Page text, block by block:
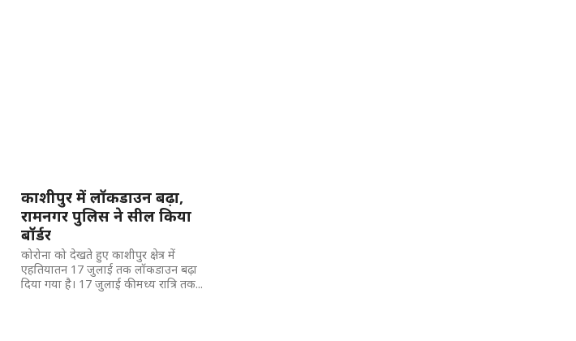
काशीपुर में लॉकडाउन बढ़ा,
रामनगर पुलिस ने सील किया
बॉर्डर
कोरोना को देखते हुए काशीपुर क्षेत्र में
एहतियातन 17 जुलाई तक लॉकडाउन बढ़ा
दिया गया है। 17 जुलाई की मध्य रात्रि तक...